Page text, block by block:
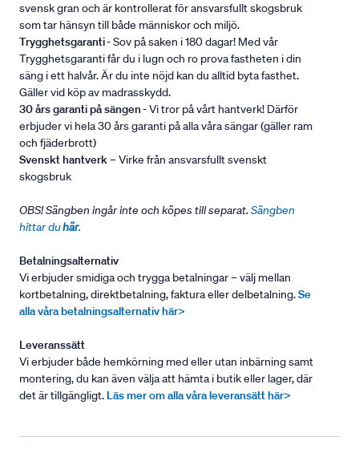
svensk gran och är kontrollerat för ansvarsfullt skogsbruk
som tar hänsyn till både människor och miljö.
Trygghetsgaranti- Sov på saken i 180 dagar! Med vår
Trygghetsgaranti får du i lugn och ro prova fastheten i din
säng i ett halvår. Är du inte nöjd kan du alltid byta fasthet.
Gäller vid köp av madrasskydd.
30 års garanti på sängen- Vi tror på vårt hantverk! Därför
erbjuder vi hela 30 års garanti på alla våra sängar (gäller ram
och fjäderbrott)
Svenskt hantverk– Virke från ansvarsfullt svenskt
skogsbruk
OBS! Sängben ingår inte och köpes till separat. Sängben
hittar duhär.
Betalningsalternativ
Vi erbjuder smidiga och trygga betalningar – välj mellan
kortbetalning, direktbetalning, faktura eller delbetalning.Se
alla våra betalningsalternativ här>
Leveranssätt
Vi erbjuder både hemkörning med eller utan inbärning samt
montering, du kan även välja att hämta i butik eller lager, där
det är tillgängligt. Läs mer om alla våra leveransätt här>